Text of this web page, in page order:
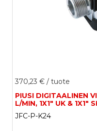
370,23 € / tuote
PIUSI DIGITAALINEN
L/MIN, 1X1" UK & 1X1"
JFC-P-K24